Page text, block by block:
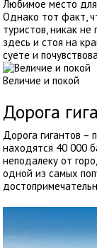
Любимое место
Однако тот факт,
туристов, никак не
здесь и стоя на
суете и
Величие и покой
Дорога
Дорога гигантов –
находятся 40 000
неподалеку от
одной из самых